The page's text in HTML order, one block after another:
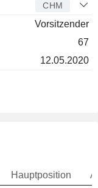
CHM
Vorsitzender
67
12.05.2020
Hauptposition